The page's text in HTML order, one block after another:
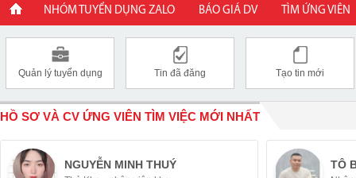
NHÓM TUYỂN DỤNG ZALO BÁO GIÁ DV TÌM ỨNG VIÊN
Quản lý tuyển dụng Tin đã đăng Tạo tin mới
HỒ SƠ VÀ CV ỨNG VIÊN TÌM VIỆC MỚI NHẤT
NGUYỄN MINH THUÝ TÔ